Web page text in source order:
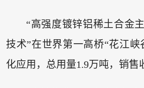
“高强度镀锌铝稀土合金
技术”在世界第一高桥“花江峡
化应用，总用量1.9万吨，销售